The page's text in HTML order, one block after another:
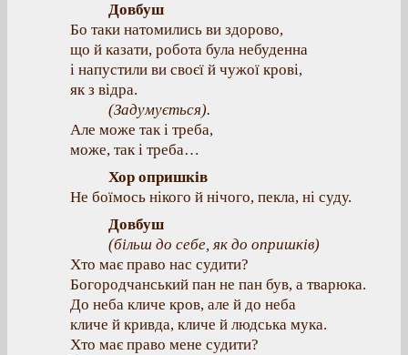
Довбуш
Бо таки натомились ви здорово,
що й казати, робота була небуденна
і напустили ви своєї й чужої крові,
як з відра.
(Задумується).
Але може так і треба,
може, так і треба…
Хор опришків
Не боїмось нікого й нічого, пекла, ні суду.
Довбуш
(більш до себе, як до опришків)
Хто має право нас судити?
Богородчанський пан не пан був, а тварюка.
До неба кличе кров, але й до неба
кличе й кривда, кличе й людська мука.
Хто має право мене судити?